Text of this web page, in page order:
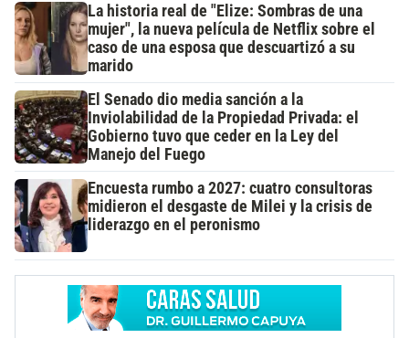
La historia real de "Elize: Sombras de una
mujer", la nueva película de Netflix sobre el
caso de una esposa que descuartizó a su
marido
El Senado dio media sanción a la
Inviolabilidad de la Propiedad Privada: el
Gobierno tuvo que ceder en la Ley del
Manejo del Fuego
Encuesta rumbo a 2027: cuatro consultoras
midieron el desgaste de Milei y la crisis de
liderazgo en el peronismo